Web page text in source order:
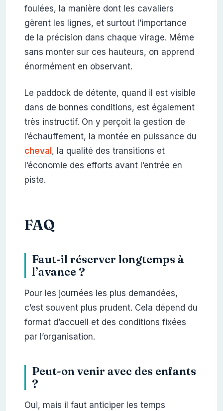
foulées, la manière dont les cavaliers
gèrent les lignes, et surtout l’importance
de la précision dans chaque virage. Même
sans monter sur ces hauteurs, on apprend
énormément en observant.
Le paddock de détente, quand il est visible
dans de bonnes conditions, est également
très instructif. On y perçoit la gestion de
l’échauffement, la montée en puissance du
cheval , la qualité des transitions et
l’économie des efforts avant l’entrée en
piste.
FAQ
Faut-il réserver longtemps à
l’avance ?
Pour les journées les plus demandées,
c’est souvent plus prudent. Cela dépend du
format d’accueil et des conditions fixées
par l’organisation.
Peut-on venir avec des enfants
?
Oui, mais il faut anticiper les temps